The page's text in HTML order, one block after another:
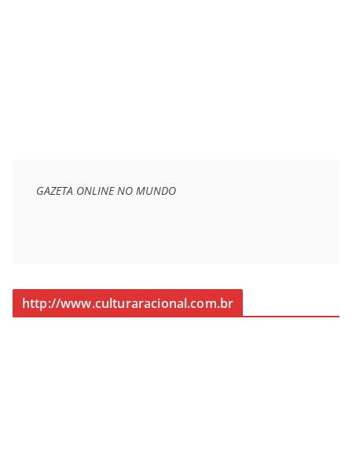
GAZETA ONLINE NO MUNDO
http://www.culturaracional.com.br